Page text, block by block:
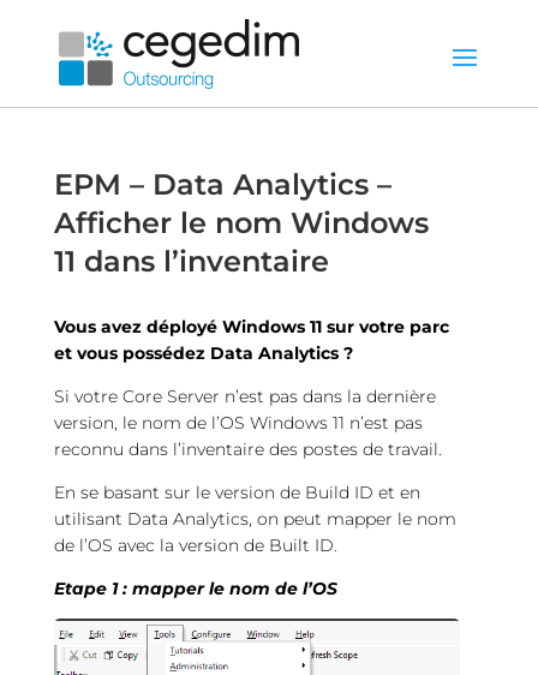
EPM – Data Analytics –
Afficher le nom Windows
11 dans l’inventaire
Vous avez déployé Windows 11 sur votre parc
et vous possédez Data Analytics ?
Si votre Core Server n’est pas dans la dernière
version, le nom de l’OS Windows 11 n’est pas
reconnu dans l’inventaire des postes de travail.
En se basant sur le version de Build ID et en
utilisant Data Analytics, on peut mapper le nom
de l’OS avec la version de Built ID.
Etape 1 : mapper le nom de l’OS